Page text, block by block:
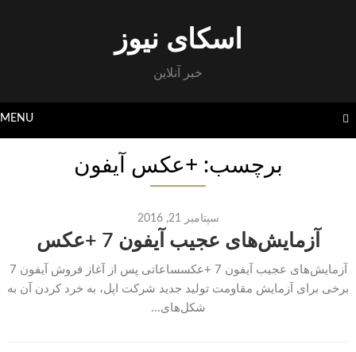
اسکای نیوز
خبر آنلاین
MENU
برچسب: +عکس آیفون
سپتامبر 21, 2016
آزمایش‌های عجیب آیفون 7 +عکس
آزمایش‌های عجیب آیفون 7 +عکسساعاتی پس از آغاز فروش آیفون 7
برخی برای آزمایش مقاومت تولید جدید شرکت اپل، به خرد کردن آن به
شکل‌های...